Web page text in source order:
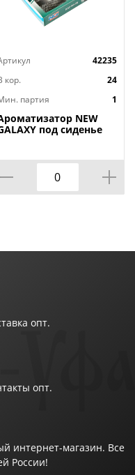
42235
кор.
24
партия
1
NEW
под сиденье
опт.
опт.
интернет-магазин. Все
России!